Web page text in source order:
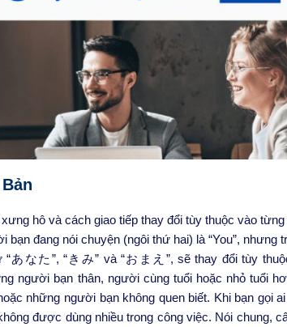
hô và cách giao tiếp thay đổi tùy thuộc vào
đang nói chuyện (ngôi thứ hai) là “You”, nhưng
あなた”, “きみ” và “おまえ”, sẽ thay đổi tùy
người bạn thân, người cùng tuổi hoặc nhỏ tuổi
những người bạn không quen biết. Khi bạn gọi ai
được dùng nhiều trong công việc. Nói chung,